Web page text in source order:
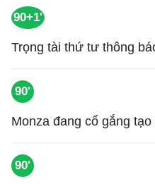
90+1'
Trọng tài thứ tư thông
90'
Monza đang cố gắng
90'